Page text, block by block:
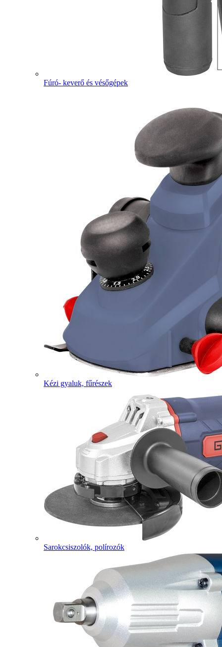
Fúró- keverő és vésőgépek
Kézi gyaluk, fűrészek
Sarokcsiszolók, polírozók